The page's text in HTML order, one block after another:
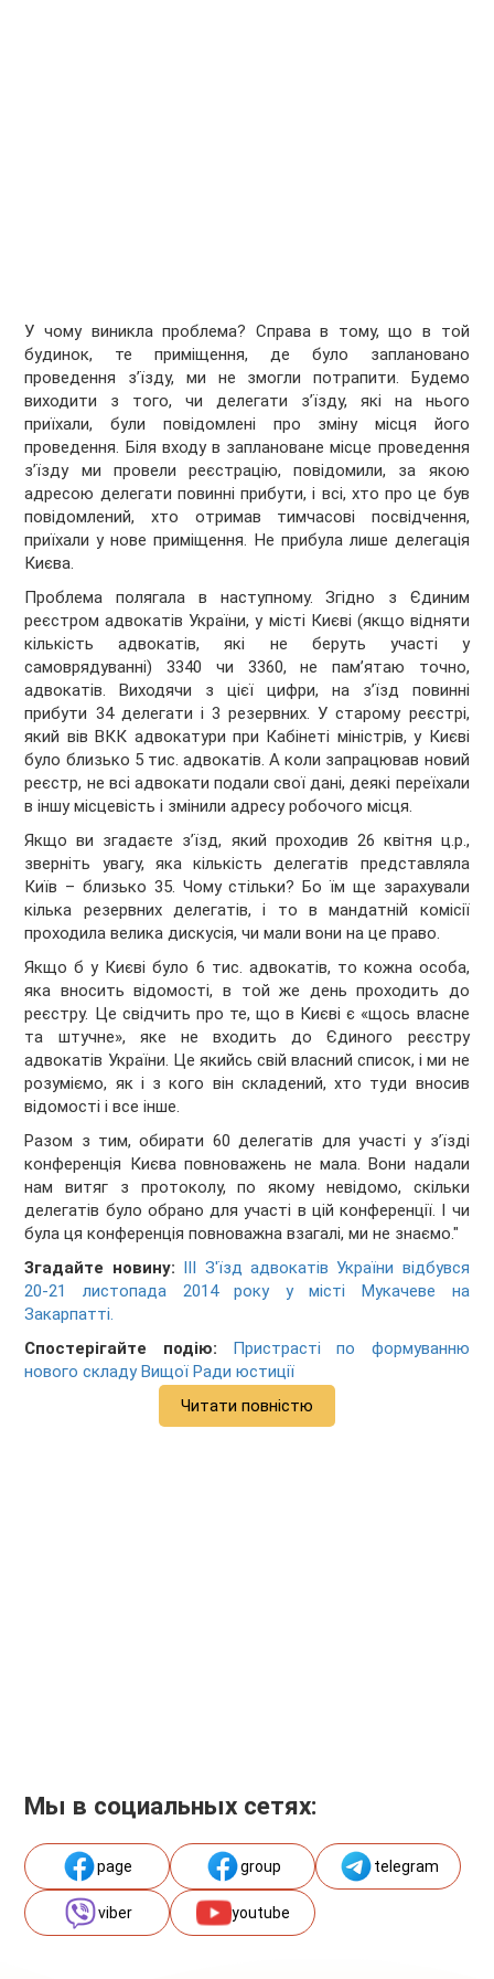
У чому виникла проблема? Справа в тому, що в той
будинок, те приміщення, де було заплановано
проведення з’їзду, ми не змогли потрапити. Будемо
виходити з того, чи делегати з’їзду, які на нього
приїхали, були повідомлені про зміну місця його
проведення. Біля входу в заплановане місце проведення
з’їзду ми провели реєстрацію, повідомили, за якою
адресою делегати повинні прибути, і всі, хто про це був
повідомлений, хто отримав тимчасові посвідчення,
приїхали у нове приміщення. Не прибула лише делегація
Києва.
Проблема полягала в наступному. Згідно з Єдиним
реєстром адвокатів України, у місті Києві (якщо відняти
кількість адвокатів, які не беруть участі у
самоврядуванні) 3340 чи 3360, не пам’ятаю точно,
адвокатів. Виходячи з цієї цифри, на з’їзд повинні
прибути 34 делегати і 3 резервних. У старому реєстрі,
який вів ВКК адвокатури при Кабінеті міністрів, у Києві
було близько 5 тис. адвокатів. А коли запрацював новий
реєстр, не всі адвокати подали свої дані, деякі переїхали
в іншу місцевість і змінили адресу робочого місця.
Якщо ви згадаєте з’їзд, який проходив 26 квітня ц.р.,
зверніть увагу, яка кількість делегатів представляла
Київ – близько 35. Чому стільки? Бо їм ще зарахували
кілька резервних делегатів, і то в мандатній комісії
проходила велика дискусія, чи мали вони на це право.
Якщо б у Києві було 6 тис. адвокатів, то кожна особа,
яка вносить відомості, в той же день проходить до
реєстру. Це свідчить про те, що в Києві є «щось власне
та штучне», яке не входить до Єдиного реєстру
адвокатів України. Це якийсь свій власний список, і ми не
розуміємо, як і з кого він складений, хто туди вносив
відомості і все інше.
Разом з тим, обирати 60 делегатів для участі у з’їзді
конференція Києва повноважень не мала. Вони надали
нам витяг з протоколу, по якому невідомо, скільки
делегатів було обрано для участі в цій конференції. І чи
була ця конференція повноважна взагалі, ми не знаємо."
Згадайте новину: ІІІ З'їзд адвокатів України відбувся
20-21 листопада 2014 року у місті Мукачеве на
Закарпатті.
Спостерігайте подію:
Пристрасті по формуванню
нового складу Вищої Ради юстиції
Читати повністю
Мы в социальных сетях:
page group telegram
viber youtube